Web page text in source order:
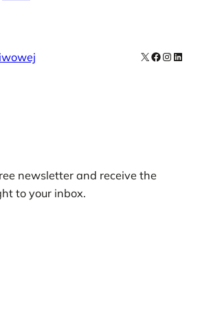
X Facebook
newsletter and receive the
to your inbox.